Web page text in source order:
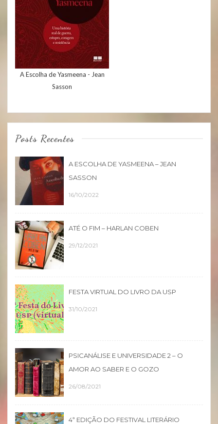
A Escolha de Yasmeena - Jean
Sasson
Posts Recentes
A ESCOLHA DE YASMEENA – JEAN
SASSON
16/10/2022
ATÉ O FIM – HARLAN COBEN
29/12/2021
FESTA VIRTUAL DO LIVRO DA USP
31/10/2021
PSICANÁLISE E UNIVERSIDADE 2 – O
AMOR AO SABER E O GOZO
26/08/2021
4ª EDIÇÃO DO FESTIVAL LITERÁRIO